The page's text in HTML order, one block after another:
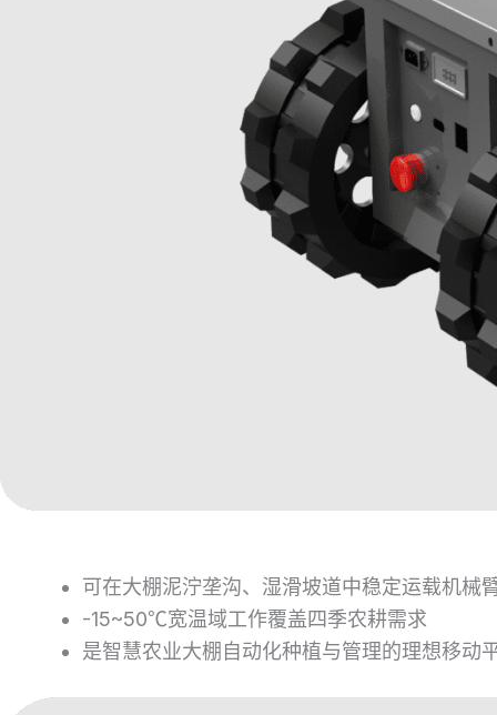
可在大棚泥泞垄沟、湿滑坡道中稳定运载机械
-15~50℃宽温域工作覆盖四季农耕需求
是智慧农业大棚自动化种植与管理的理想移动